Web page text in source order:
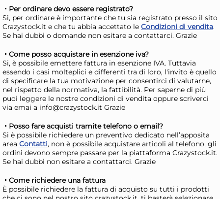
Antipastiere In Porcellana,
10x7 Cm, Bianco
6,61 €
Disponibile in stock
AGGIUNGI AL CARRELLO
Giorno stimato per la spedizione:
Lunedì, 10 Agosto
Per ordinare devo essere registrato?
Si, per ordinare è importante che tu sia registrato presso il sito
Crazystock.it e che tu abbia accettato le Condizioni di vendita.
Se hai dubbi o domande non esitare a contattarci. Grazie
Come posso acquistare in esenzione iva?
Si, è possibile emettere fattura in esenzione IVA. Tuttavia
essendo i casi molteplici e differenti tra di loro, l'invito è quello
di specificare la tua motivazione per consentirci di valutarne,
nel rispetto della normativa, la fattibilità. Per saperne di più
puoi leggere le nostre condizioni di vendita oppure scriverci
via emai a info@crazystock.it Grazie
Posso fare acquisti tramite telefono o email?
Si è possibile richiedere un preventivo dedicato nell’apposita
area Contatti, non è possibile acquistare articoli al telefono, gli
ordini devono sempre passare per la piattaforma Crazystock.it.
Se hai dubbi non esitare a contattarci. Grazie
Come richiedere una fattura
È possibile richiedere la fattura di acquisto su tutti i prodotti